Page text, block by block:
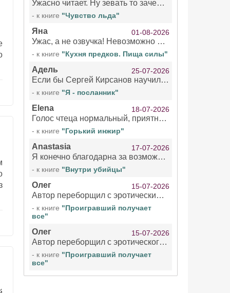
Ужасно читает. Ну зевать то зачем. Уже не говорю, что ударения ставит, как хочет.
- к книге "Чувство льда"
Яна 01-08-2026
Ужас, а не озвучка! Невозможно вникать в смысл текста из за кривляний чтеца
- к книге "Кухня предков. Пища силы"
Адель 25-07-2026
Если бы Сергей Кирсанов научился не сглатывать каждые 1-2 минуты слюну, так что слышно в микрофоне и, что вызывает отвращение, то мелжно было бы слушать.
- к книге "Я - посланник"
Elena 18-07-2026
Голос чтеца нормальный, приятный тембр. Мне очень понравилось озвучивание рассказа. Очень странный отзыв Надежды. Может у неё что-то с нервами?
- к книге "Горький инжир"
Anastasia 17-07-2026
Я конечно благодарна за возможность бесплатно слушать книги даже новинки , но чтение этой книги просто ужасно
- к книге "Внутри убийцы"
Олег 15-07-2026
Автор переборщил с эротическими сценами. Похоже, с этим у него проблемы.
- к книге "Проигравший получает
все"
Олег 15-07-2026
Автор переборщил с эротического сценами. Похоже, с этим у него проблемы.
- к книге "Проигравший получает
все"